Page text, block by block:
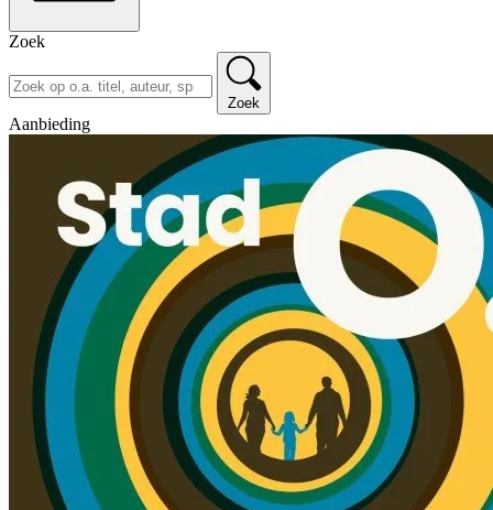
Zoek
Zoek
Aanbieding